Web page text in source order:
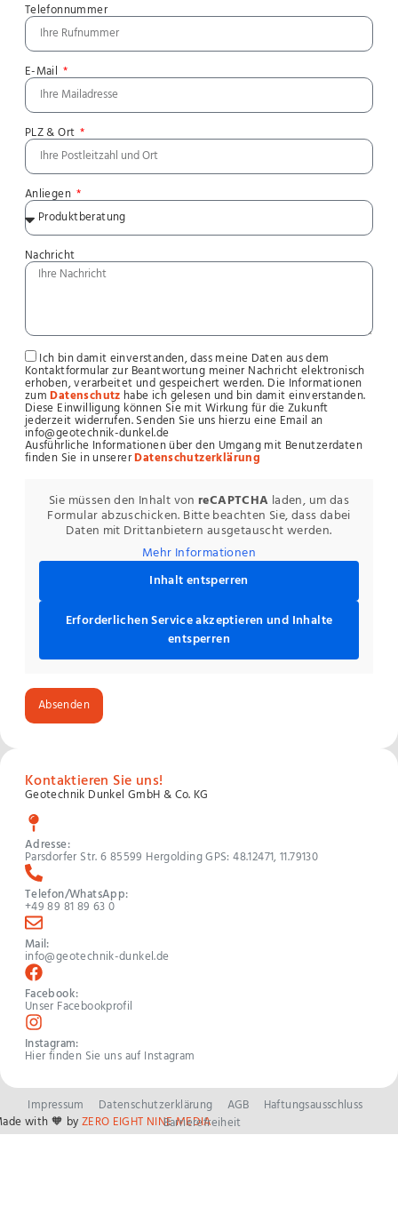
Telefonnummer
E-Mail
PLZ & Ort
Anliegen
Nachricht
Ich bin damit einverstanden, dass meine Daten aus dem
Kontaktformular zur Beantwortung meiner Nachricht elektronisch
erhoben, verarbeitet und gespeichert werden. Die Informationen
zumDatenschutz habe ich gelesen und bin damit einverstanden.
Diese Einwilligung können Sie mit Wirkung für die Zukunft
jederzeit widerrufen. Senden Sie uns hierzu eine Email an
info@geotechnik-dunkel.de
Ausführliche Informationen über den Umgang mit Benutzerdaten
finden Sie in unsererDatenschutzerklärung
Sie müssen den Inhalt vonreCAPTCHA laden, um das
Formular abzuschicken. Bitte beachten Sie, dass dabei
Daten mit Drittanbietern ausgetauscht werden.
Mehr Informationen
Inhalt entsperren
Erforderlichen Service akzeptieren und Inhalte
entsperren
Absenden
Kontaktieren Sie uns!
Geotechnik Dunkel GmbH & Co. KG
Adresse:
Parsdorfer Str. 6 85599 Hergolding GPS: 48.12471, 11.79130
Telefon/WhatsApp:
+49 89 81 89 63 0
Mail:
info@geotechnik-dunkel.de
Facebook:
Unser Facebookprofil
Instagram:
Hier finden Sie uns auf Instagram
Impressum Datenschutzerklärung AGB
Haftungsausschluss
Barrierefreiheit
with🧡 byZERO EIGHT NINE MEDIA